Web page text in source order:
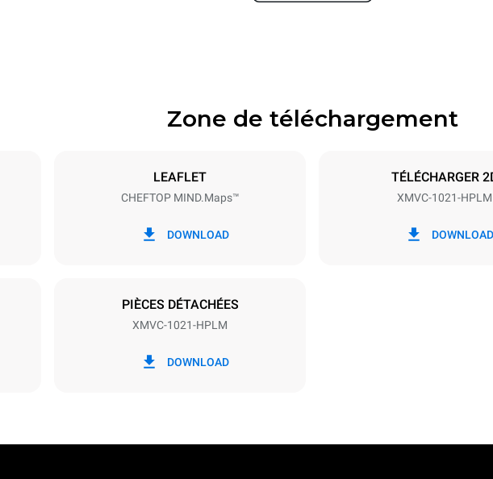
Taille de la plaque
440V 3~ / 480V 3~
134,1 kWh/jour
ces dernières peuvent être
Zone de téléchargement
LEAFLET
CHEFTOP MIND.Maps™
DOWNLOAD
TÉLÉCHARGER
XMVC-1021-HPLM
DOWNLOAD
PIÈCES DÉTACHÉES
XMVC-1021-HPLM
DOWNLOAD